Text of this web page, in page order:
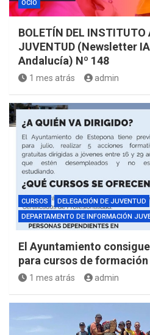
OCIO
BOLETÍN DEL INSTITUTO
JUVENTUD (Newsletter
Andalucía) Nº 148
1 mes atrás admin
CURSOS
DELEGACIÓN DE JUVENTUD
DEPARTAMENTO DE INFORMACIÓN
El Ayuntamiento
para cursos de
1 mes atrás admin